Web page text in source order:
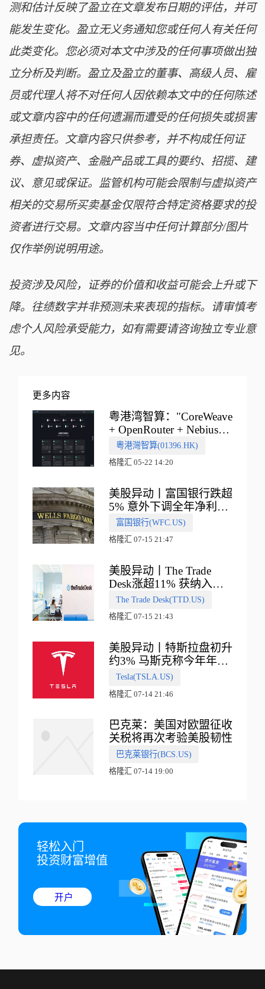
测和估计反映了盈立在文章发布日期的评估，并可
能发生变化。盈立无义务通知您或任何人有关任何
此类变化。您必须对本文中涉及的任何事项做出独
立分析及判断。盈立及盈立的董事、高级人员、雇
员或代理人将不对任何人因依赖本文中的任何陈述
或文章内容中的任何遗漏而遭受的任何损失或损害
承担责任。文章内容只供参考，并不构成任何证
券、虚拟资产、金融产品或工具的要约、招揽、建
议、意见或保证。监管机构可能会限制与虚拟资产
相关的交易所买卖基金仅限符合特定资格要求的投
资者进行交易。文章内容当中任何计算部分/图片
仅作举例说明用途。
投资涉及风险，证券的价值和收益可能会上升或下
降。往绩数字并非预测未来表现的指标。请审慎考
虑个人风险承受能力，如有需要请咨询独立专业意
见。
更多内容
粤港湾智算："CoreWeave
+ OpenRouter + Nebius"
多向融合的中国智算新范
式
粵港灣智算(01396.HK)
格隆汇 05-22 14:20
美股异动丨富国银行跌超
5% 意外下调全年净利息
收入指引
富国银行(WFC.US)
格隆汇 07-15 21:47
美股异动丨The Trade
Desk涨超11% 获纳入标
普500指数
The Trade Desk(TTD.US)
格隆汇 07-15 21:43
美股异动丨特斯拉盘初升
约3% 马斯克称今年年底
会有‘史诗级震撼’的演示
Tesla(TSLA.US)
格隆汇 07-14 21:46
巴克莱：美国对欧盟征收
关税将再次考验美股韧性
巴克莱银行(BCS.US)
格隆汇 07-14 19:00
轻松入门
投资财富增值
开户